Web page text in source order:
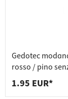
Gedotec
rosso / pino
1000 mm
1.95 EUR*